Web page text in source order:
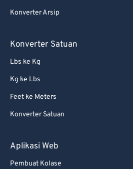
Konverter Arsip
Konverter Satuan
Lbs ke Kg
Kg ke Lbs
Feet ke Meters
Konverter Satuan
Aplikasi Web
Pembuat Kolase